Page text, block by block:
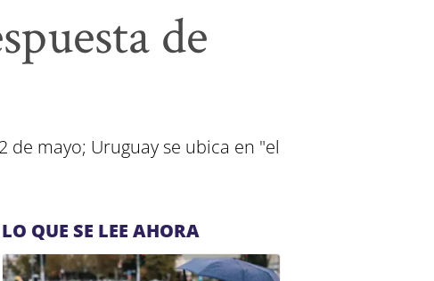
de
mayo; Uruguay se ubica en "el
LO QUE SE LEE AHORA